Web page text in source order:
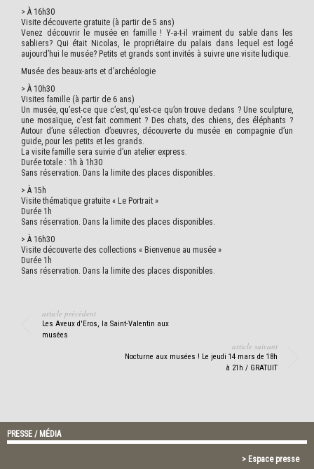
> À 16h30
Visite découverte gratuite (à partir de 5 ans)
Venez découvrir le musée en famille ! Y-a-t-il vraiment du sable dans les
sabliers? Qui était Nicolas, le propriétaire du palais dans lequel est logé
aujourd’hui le musée? Petits et grands sont invités à suivre une visite ludique.
Musée des beaux-arts et d’archéologie
> À 10h30
Visites famille (à partir de 6 ans)
Un musée, qu’est-ce que c’est, qu’est-ce qu’on trouve dedans ? Une sculpture,
une mosaïque, c’est fait comment ? Des chats, des chiens, des éléphants ?
Autour d’une sélection d’oeuvres, découverte du musée en compagnie d’un
guide, pour les petits et les grands.
La visite famille sera suivie d’un atelier express.
Durée totale : 1h à 1h30
Sans réservation. Dans la limite des places disponibles.
> À 15h
Visite thématique gratuite « Le Portrait »
Durée 1h
Sans réservation. Dans la limite des places disponibles.
> À 16h30
Visite découverte des collections « Bienvenue au musée »
Durée 1h
Sans réservation. Dans la limite des places disponibles.
article précédent
Les Aveux d'Eros, la Saint-Valentin aux
musées
article suivant
Nocturne aux musées ! Le jeudi 14 mars de 18h
à 21h / GRATUIT
PRESSE / MÉDIA
> Espace presse